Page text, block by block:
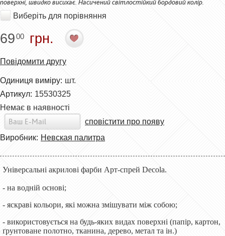
Виберіть для порівняння
6900 грн.
Повідомити другу
Одиниця виміру: шт.
Артикул: 15530325
Немає в наявності
сповістити про появу
Виробник: Невская палитра
Універсальні акрилові фарби Арт-спрей Decola.
- на водній основі;
- яскраві кольори, які можна змішувати між собою;
- використовується на будь-яких видах поверхні (папір, картон,
ґрунтоване полотно, тканина, дерево, метал та ін.)